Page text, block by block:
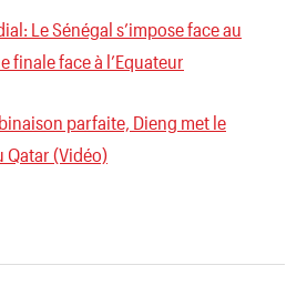
Le Sénégal s’impose face au
finale face à l’Equateur
parfaite, Dieng met le
Qatar (Vidéo)